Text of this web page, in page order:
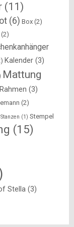
(11)
(6) Box (2)
(2)
Kalender (3)
Mattung
Rahmen (3)
(2)
Stanzen (1) Stempel
(15)
Stella (3)